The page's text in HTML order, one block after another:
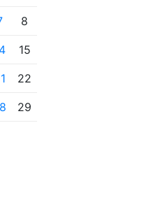
8
15
22
29